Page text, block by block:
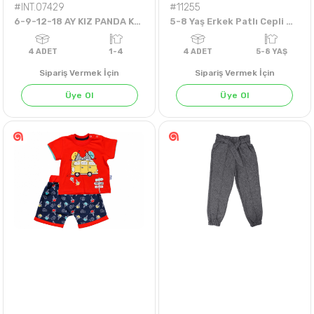
#INT.07429
6-9-12-18 AY KIZ PANDA KAFALI HIRKA
ADET
Sipariş Vermek İçin
Üye Ol
#11255
5-8 Yaş Erkek Patlı Cepli Düğmeli Tshirt
4 ADET
Sipariş Vermek İçin
Üye Ol